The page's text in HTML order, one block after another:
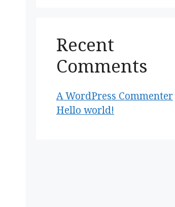
Recent
Comments
A WordPress Commenter
Hello world!